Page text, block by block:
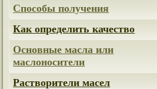
Способы получения
Как определить качество
Основные масла или
маслоносители
Растворители масел